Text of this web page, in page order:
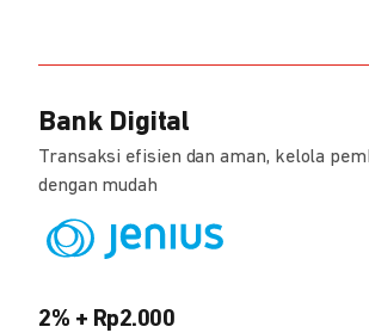
Bank Digital
Transaksi efisien dan aman, kelola
dengan mudah
2% + Rp2.000